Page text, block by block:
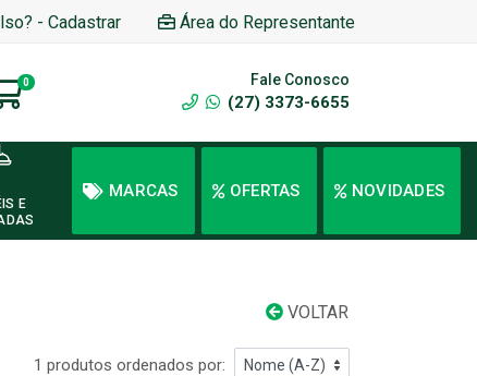
- Cadastrar Área do Representante
0 Fale Conosco
(27) 3373-6655
E
MARCAS OFERTAS NOVIDADES
VOLTAR
1 produtos ordenados por: